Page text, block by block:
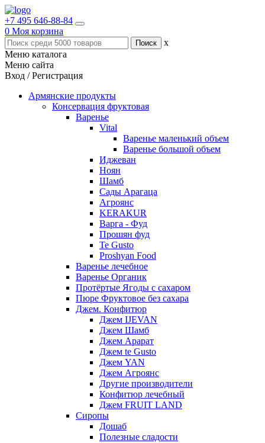
+7 495 646-88-84
0 Моя корзина
x
Меню каталога
Меню сайта
Вход / Регистрация
Армянские продукты
Консервация фруктовая
Варенье
Vital
Варенье маленький объем
Варенье большой объем
Иджеван
Ноян
Шамб
Сады Арагаца
Агроянс
KERAKUR
Варга - Фуд
Прошян фуд
Te Gusto
Proshyan Food
Варенье лечебное
Варенье Органик
Протёртые Ягоды с сахаром
Пюре Фруктовое без сахара
Джем. Конфитюр
Джем IJEVAN
Джем Шамб
Джем Арарат
Джем te Gusto
Джем YAN
Джем Агроянс
Другие производители
Конфитюр лечебный
Джем FRUIT LAND
Сиропы
Дошаб
Полезные сладости